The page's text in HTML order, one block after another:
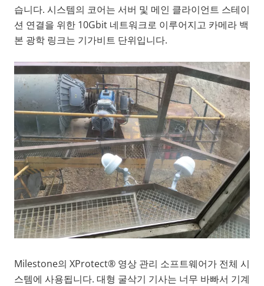
습니다. 시스템의 코어는 서버 및 메인 클라이언트 스테이
션 연결을 위한 10Gbit 네트워크로 이루어지고 카메라 백
본 광학 링크는 기가비트 단위입니다.
Milestone의 XProtect® 영상 관리 소프트웨어가 전체 시
스템에 사용됩니다. 대형 굴삭기 기사는 너무 바빠서 기계